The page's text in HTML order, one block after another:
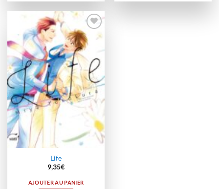
Ajouter
à la
wishlist
Life
9,35€
AJOUTER AU PANIER